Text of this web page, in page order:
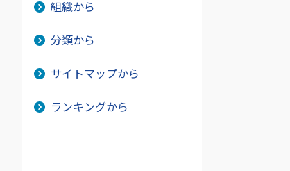
組織から
分類から
サイトマップから
ランキングから